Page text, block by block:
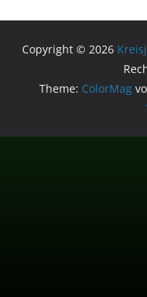
Copyright © 2026
Theme: ColorMag